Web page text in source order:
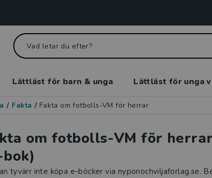
Lättläst för barn & unga Lättläst för unga
/ Fakta / Fakta om fotbolls-VM för herrar
om fotbolls-VM för herrar
tyvärr inte köpa e-böcker via nyponochviljaforlag.se.